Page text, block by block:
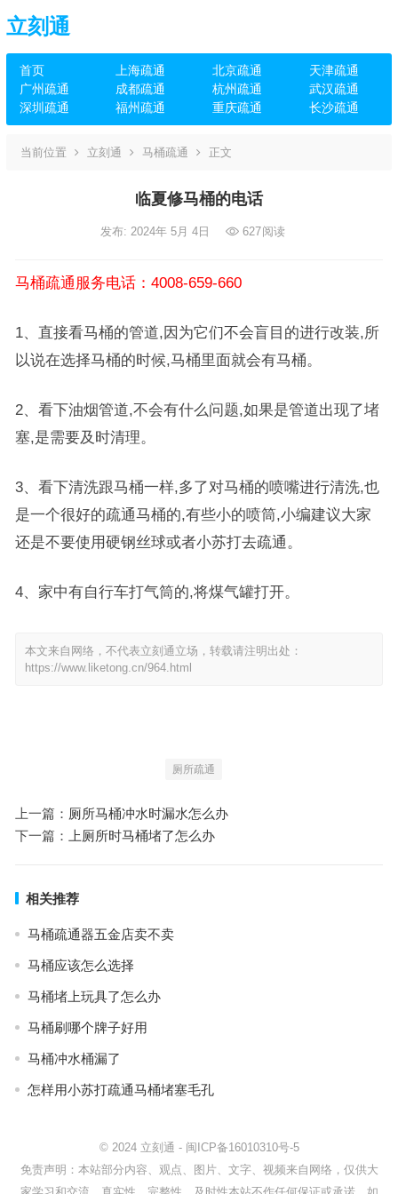
立刻通
首页 上海疏通 北京疏通
天津疏通
广州疏通
成都疏通 杭州疏通
武汉疏通
深圳疏通
福州疏通 重庆疏通 长沙疏通
当前位置 立刻通 马桶疏通 正文
临夏修马桶的电话
发布: 2024年 5月 4日 627阅读
马桶疏通服务电话：4008-659-660
1、直接看马桶的管道,因为它们不会盲目的进行改装,所
以说在选择马桶的时候,马桶里面就会有马桶。
2、看下油烟管道,不会有什么问题,如果是管道出现了堵
塞,是需要及时清理。
3、看下清洗跟马桶一样,多了对马桶的喷嘴进行清洗,也
是一个很好的疏通马桶的,有些小的喷筒,小编建议大家
还是不要使用硬钢丝球或者小苏打去疏通。
4、家中有自行车打气筒的,将煤气罐打开。
本文来自网络，不代表立刻通立场，转载请注明出处：
https://www.liketong.cn/964.html
厕所疏通
上一篇： 厕所马桶冲水时漏水怎么办
下一篇：
上厕所时马桶堵了怎么办
相关推荐
马桶疏通器五金店卖不卖
马桶应该怎么选择
马桶堵上玩具了怎么办
马桶刷哪个牌子好用
马桶冲水桶漏了
怎样用小苏打疏通马桶堵塞毛孔
© 2024 立刻通 - 闽ICP备16010310号-5
免责声明：本站部分内容、观点、图片、文字、视频来自网络，仅供大